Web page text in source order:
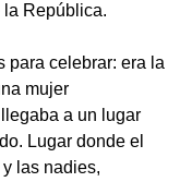
República.
para celebrar: era la
mujer
a un lugar
Lugar donde el
las nadies,